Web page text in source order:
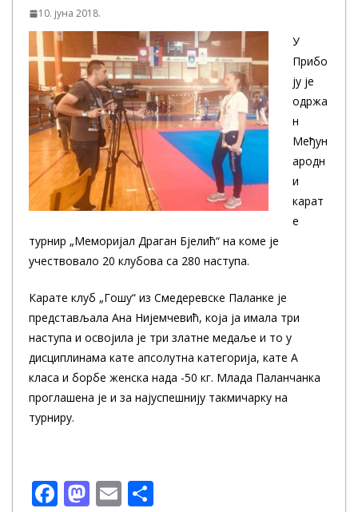
10. јуна 2018.
У
Прибо
ју је
одржа
н
Међун
ародн
и
карат
е
турнир „Меморијал Драган Бјелић“ на коме је
учествовало 20 клубова са 280 наступа.
Карате клуб „Гошу“ из Смедеревске Паланке је
представљала Ана Нијемчевић, која ја имала три
наступа и освојила је три златне медаље и то у
дисциплинама кате апсолутна категорија, кате А
класа и борбе женска нада -50 кг. Млада Паланчанка
проглашена је и за најуспешнију такмичарку на
турниру.
F M E